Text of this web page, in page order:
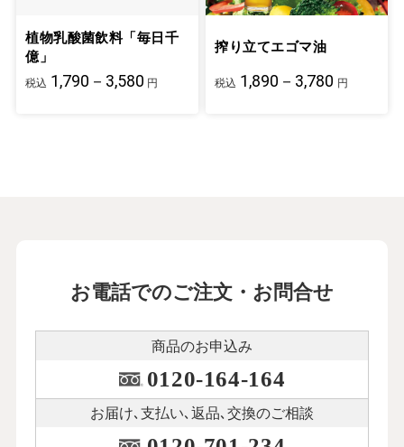
植物乳酸菌飲料「毎日千
億」
税込 1,790－3,580 円
搾り立てエゴマ油
税込 1,890－3,780 円
お電話でのご注文・お問合せ
商品のお申込み
0120-164-164
お届け､支払い､ 返品､交換のご相談